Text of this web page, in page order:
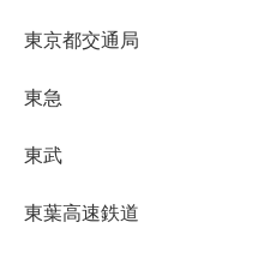
東京都交通局
東急
東武
東葉高速鉄道